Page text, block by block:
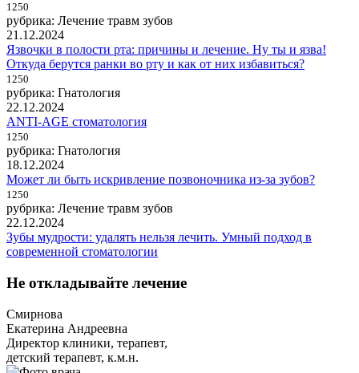
1250
рубрика: Лечение травм зубов
21.12.2024
Язвочки в полости рта: причины и лечение. Ну ты и язва!
Откуда берутся ранки во рту и как от них избавиться?
1250
рубрика: Гнатология
22.12.2024
ANTI-AGE стоматология
1250
рубрика: Гнатология
18.12.2024
Может ли быть искривление позвоночника из-за зубов?
1250
рубрика: Лечение травм зубов
22.12.2024
Зубы мудрости: удалять нельзя лечить. Умный подход в
современной стоматологии
Не откладывайте лечение
Смирнова
Екатерина Андреевна
Директор клиники, терапевт,
детский терапевт, к.м.н.